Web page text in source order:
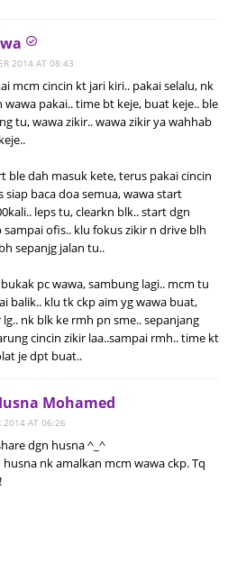
2014 AT 08:43
mcm cincin kt jari kiri.. pakai selalu, nk
wawa pakai.. time bt keje, buat keje.. ble
tu, wawa zikir.. wawa zikir ya wahhab
ble dah masuk kete, terus pakai cincin
siap baca doa semua, wawa start
leps tu, clearkn blk.. start dgn
sampai ofis.. klu fokus zikir n drive blh
sepanjg jalan tu..
pc wawa, sambung lagi.. mcm tu
balik.. klu tk ckp aim yg wawa buat,
nk blk ke rmh pn sme.. sepanjang
cincin zikir laa..sampai rmh.. time kt
je dpt buat..
Mohamed
2014 AT 06:26
dgn husna ^_^
husna nk amalkan mcm wawa ckp. Tq